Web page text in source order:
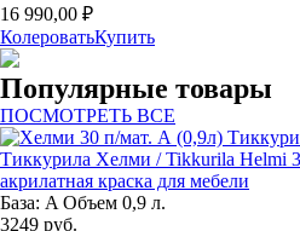
16 990,00 ₽
КолероватьКупить
Популярные товары
ПОСМОТРЕТЬ ВСЕ
Тиккурила Хелми / Tikkurila Helmi
акрилатная краска для мебели
База: A Объем 0,9 л.
3249 руб.